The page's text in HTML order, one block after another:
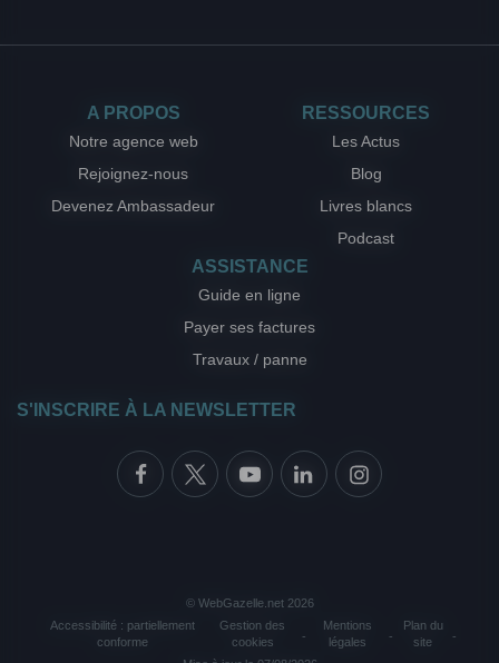
A PROPOS
Notre agence web
Rejoignez-nous
Devenez Ambassadeur
RESSOURCES
Les Actus
Blog
Livres blancs
Podcast
ASSISTANCE
Guide en ligne
Payer ses factures
Travaux / panne
S'INSCRIRE À LA NEWSLETTER
© WebGazelle.net 2026
Mentions
légales
-
Plan du
site
-
Gestion des
cookies
-
Accessibilité : partiellement
conforme